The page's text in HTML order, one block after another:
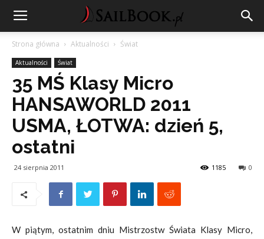
Strona główna Aktualności Świat
Aktualności Świat
35 MŚ Klasy Micro
HANSAWORLD 2011
USMA, ŁOTWA: dzień 5,
ostatni
24 sierpnia 2011 0
1185
W piątym, ostatnim dniu Mistrzostw Świata Klasy Micro,